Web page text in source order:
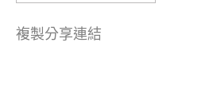
複製分享連結